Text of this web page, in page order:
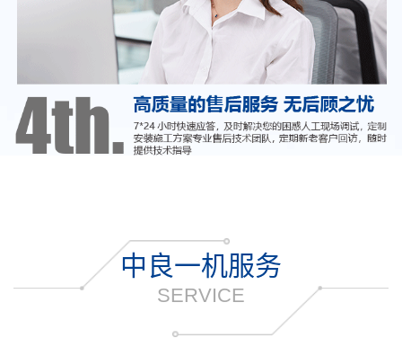
中良一机服务
SERVICE